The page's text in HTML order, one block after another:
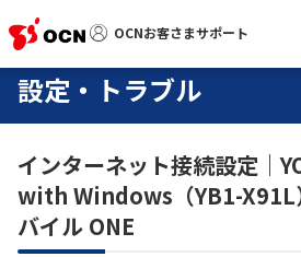
OCNお客さまサポート
OCNお客さまサポート
サポートトップ
サービス名から探す
設定・トラブル
インターネット接続設定｜
with Windows（YB1-X91L
バイル ONE